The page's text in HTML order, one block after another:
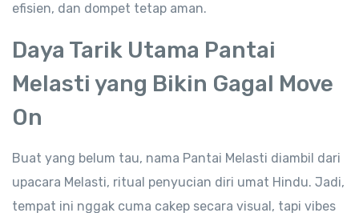
efisien, dan dompet tetap aman.
Daya Tarik Utama Pantai
Melasti yang Bikin Gagal Move
On
Buat yang belum tau, nama Pantai Melasti diambil dari
upacara Melasti, ritual penyucian diri umat Hindu. Jadi,
tempat ini nggak cuma cakep secara visual, tapi vibes